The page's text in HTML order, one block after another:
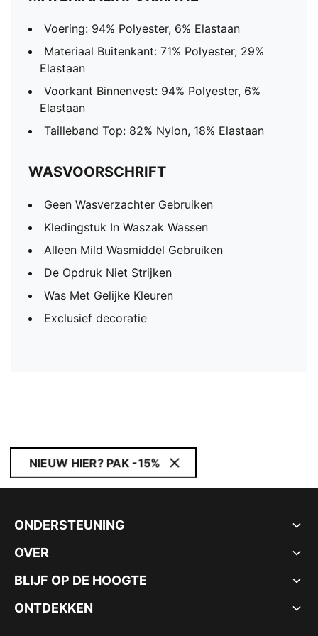
Voering: 94% Polyester, 6% Elastaan
Materiaal Buitenkant: 71% Polyester, 29%
Elastaan
Voorkant Binnenvest: 94% Polyester, 6%
Elastaan
Tailleband Top: 82% Nylon, 18% Elastaan
WASVOORSCHRIFT
Geen Wasverzachter Gebruiken
Kledingstuk In Waszak Wassen
Alleen Mild Wasmiddel Gebruiken
De Opdruk Niet Strijken
Was Met Gelijke Kleuren
Exclusief decoratie
NIEUW HIER? PAK -15%
ONDERSTEUNING
OVER
BLIJF OP DE HOOGTE
ONTDEKKEN